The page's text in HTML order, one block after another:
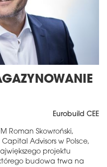
Eurobuild CEE
Roman Skowroński,
Advisors w Polsce,
projektu
budowa trwa na